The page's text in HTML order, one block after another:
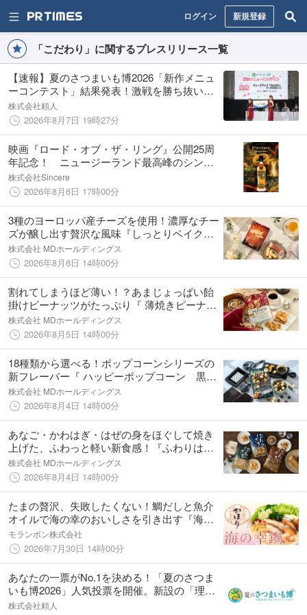
ログイン 新規登録
「こだわり」に関するプレスリリース一覧
【速報】夏のさつまいも博2026「新作メニュ
ーコンテスト」結果発表！激戦を勝ち抜い
た“今夏No.1の新作芋メニュー”が決定！
株式会社頼人
2026年8月7日 19時27分
映画『ロード・オブ・ザ・リング』公開25周
年記念！ ニュージーランド最高峰のシング
ルモルト、POKENO(ポケノ)より 数量限定
ウイスキー「リングベアラー」が誕生
株式会社Sincere
2026年8月6日 17時00分
3種のヨーロッパ産チーズを使用！濃厚なチー
ズが醸し出す贅沢な風味『しっとりベイクド
チーズバー』が新発売
株式会社 MDホールディングス
2026年8月6日 14時00分
割れてしまうほど薄い！？あまじょっぱい飴
掛けピーナッツがたっぷり『 薄焼きピーナッ
ツクッキー 』が新発売
株式会社 MDホールディングス
2026年8月5日 14時00分
18種類から選べる！ポップコーンシリーズの
新フレーバー『 ハッピーポップコーン 黒ご
まキャラメル＆シーソルト 』が新発売
株式会社 MDホールディングス
2026年8月4日 14時00分
あなご・かわはぎ・はぜの身をほぐして焼き
上げた、ふわっと軽い新食感！『ふわりはね
さき』3品が新発売
株式会社 MDホールディングス
2026年8月4日 14時00分
たまの贅沢、失敗したくない！鯛だしと魚介
オイルで海の幸のおいしさを引き出す『海の
幸鍋用スープ かほり』新発売
モランボン株式会社
2026年7月30日 14時00分
あなたの一票がNo.1を決める！「夏のさつま
いも博2026」人気投票を開催。新設の「理性
が飛ぶ」部門や、2品目となる『殿堂入りメニ
株式会社頼人